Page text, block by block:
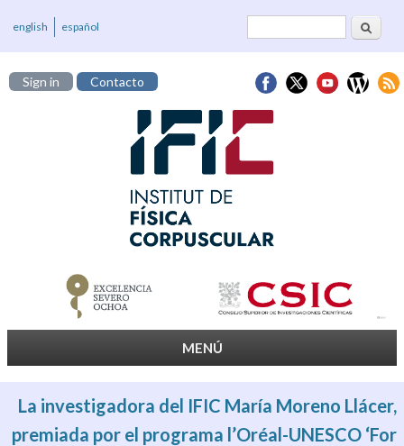
Formulari deCerca
english español
Sign in Contacto
MENÚ
La investigadora del IFIC María Moreno Llácer,
premiada por el programa l’Oréal-UNESCO ‘For